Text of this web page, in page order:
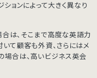
ションによって大きく異なり
は、そこまで高度な英語力
て顧客も外資、さらにはメ
場合は、高いビジネス英会